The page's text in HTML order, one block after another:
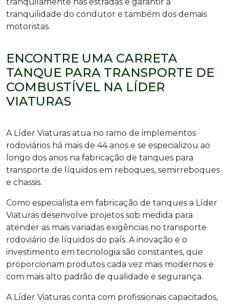
tranquilidade do condutor e também dos demais
motoristas.
ENCONTRE UMA CARRETA
TANQUE PARA TRANSPORTE DE
COMBUSTÍVEL NA LÍDER
VIATURAS
A Líder Viaturas atua no ramo de implementos
rodoviários há mais de 44 anos e se especializou ao
longo dos anos na fabricação de tanques para
transporte de líquidos em reboques, semirreboques
e chassis.
Como especialista em fabricação de tanques a Líder
Viaturas desenvolve projetos sob medida para
atender as mais variadas exigências no transporte
rodoviário de líquidos do país. A inovação e o
investimento em tecnologia são constantes, que
proporcionam produtos cada vez mais modernos e
com mais alto padrão de qualidade e segurança.
A Líder Viaturas conta com profissionais capacitados,